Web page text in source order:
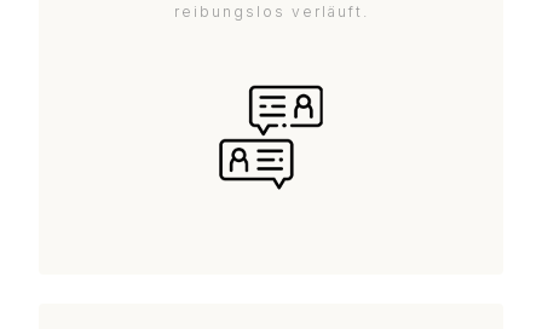
reibungslos verläuft.